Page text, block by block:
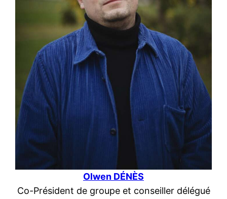
Olwen DÉNÈS
Co-Président de groupe et conseiller délégué